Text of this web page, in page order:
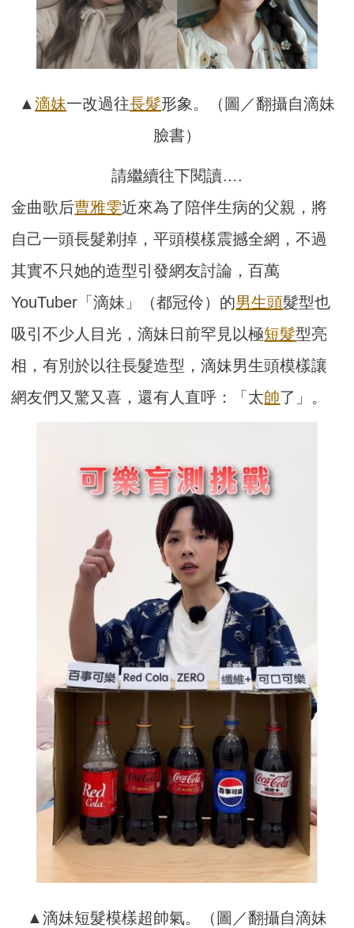
▲滴妹一改過往長髮形象。（圖／翻攝自滴妹
臉書）
請繼續往下閱讀….
金曲歌后曹雅雯近來為了陪伴生病的父親，將
自己一頭長髮剃掉，平頭模樣震撼全網，不過
其實不只她的造型引發網友討論，百萬
YouTuber「滴妹」（都冠伶）的男生頭髮型也
吸引不少人目光，滴妹日前罕見以極短髮型亮
相，有別於以往長髮造型，滴妹男生頭模樣讓
網友們又驚又喜，還有人直呼：「太帥了」。
▲滴妹短髮模樣超帥氣。（圖／翻攝自滴妹